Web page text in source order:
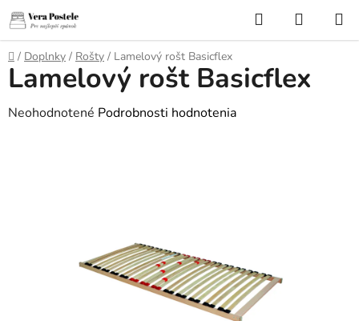
Prejsť
na
obsah
Hľadať
KOŠÍK
Domov
/ Doplnky / Rošty / Lamelový rošt Basicflex
Lamelový rošt Basicflex
Priemerné
Neohodnotené Podrobnosti hodnotenia